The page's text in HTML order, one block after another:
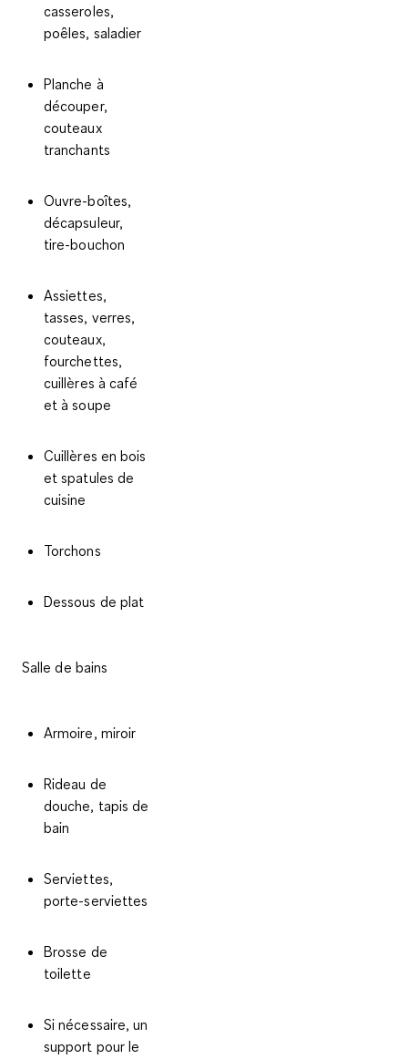
casseroles,
poêles, saladier
Planche à
découper,
couteaux
tranchants
Ouvre-boîtes,
décapsuleur,
tire-bouchon
Assiettes,
tasses, verres,
couteaux,
fourchettes,
cuillères à café
et à soupe
Cuillères en bois
et spatules de
cuisine
Torchons
Dessous de plat
Salle de bains
Armoire, miroir
Rideau de
douche, tapis de
bain
Serviettes,
porte-serviettes
Brosse de
toilette
Si nécessaire, un
support pour le